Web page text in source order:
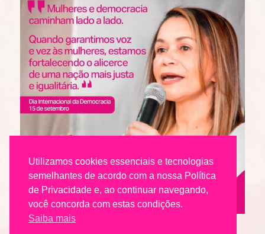
Utilizamos cookies essenciais e tecnologias
semelhantes de acordo com a nossa Política
de Privacidade e, ao continuar navegando,
você concorda com estas condições.
Saiba mais